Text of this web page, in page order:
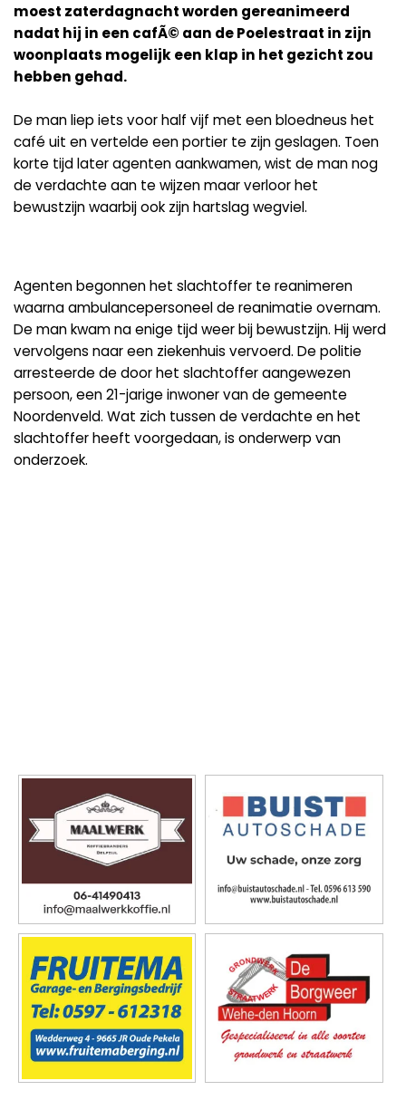
moest zaterdagnacht worden gereanimeerd
nadat hij in een cafÃ© aan de Poelestraat in zijn
woonplaats mogelijk een klap in het gezicht zou
hebben gehad.
De man liep iets voor half vijf met een bloedneus het
café uit en vertelde een portier te zijn geslagen. Toen
korte tijd later agenten aankwamen, wist de man nog
de verdachte aan te wijzen maar verloor het
bewustzijn waarbij ook zijn hartslag wegviel.
Agenten begonnen het slachtoffer te reanimeren
waarna ambulancepersoneel de reanimatie overnam.
De man kwam na enige tijd weer bij bewustzijn. Hij werd
vervolgens naar een ziekenhuis vervoerd. De politie
arresteerde de door het slachtoffer aangewezen
persoon, een 21-jarige inwoner van de gemeente
Noordenveld. Wat zich tussen de verdachte en het
slachtoffer heeft voorgedaan, is onderwerp van
onderzoek.